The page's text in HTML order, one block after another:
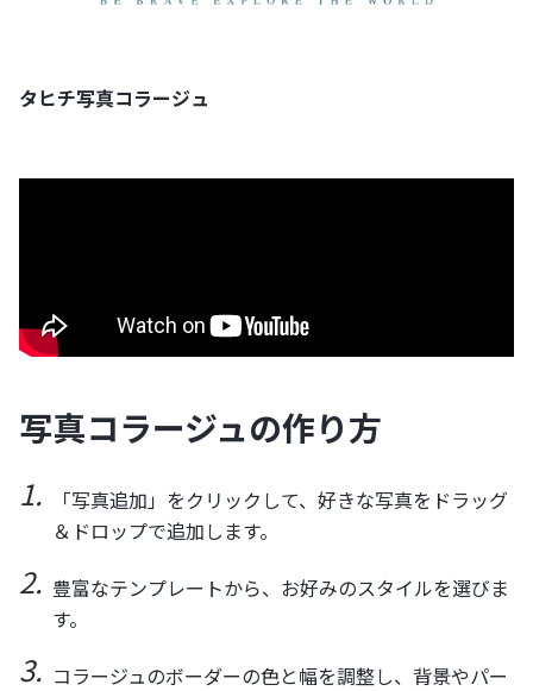
タヒチ写真コラージュ
写真コラージュの作り方
「写真追加」をクリックして、好きな写真をドラッグ
＆ドロップで追加します。
豊富なテンプレートから、お好みのスタイルを選びま
す。
コラージュのボーダーの色と幅を調整し、背景やパー